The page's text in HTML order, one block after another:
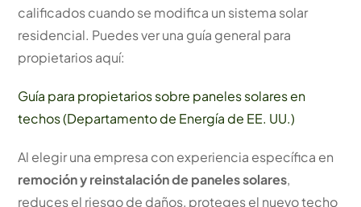
calificados cuando se modifica un sistema solar
residencial. Puedes ver una guía general para
propietarios aquí:
Guía para propietarios sobre paneles solares en
techos (Departamento de Energía de EE. UU.)
Al elegir una empresa con experiencia específica en
remoción y reinstalación de paneles solares,
reduces el riesgo de daños, proteges el nuevo techo